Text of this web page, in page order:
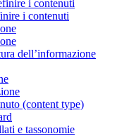
i contenuti
i contenuti
dell’informazione
(content type)
e tassonomie